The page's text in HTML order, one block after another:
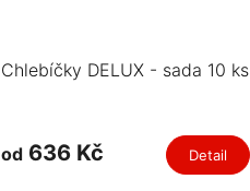
Chlebíčky DELUX - sada 10 ks
od 636 Kč Detail